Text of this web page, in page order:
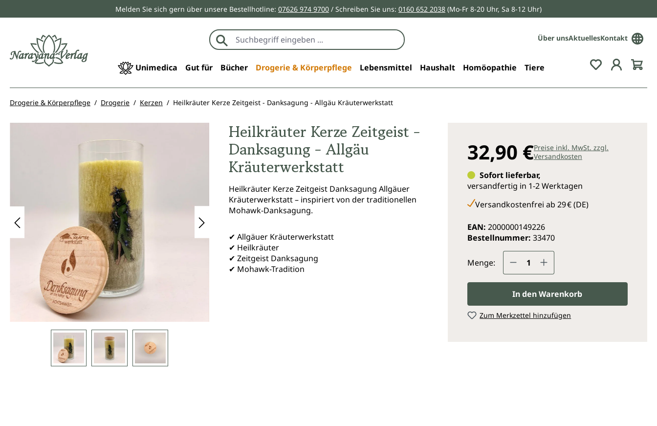
Zur Hauptnavigation springenMelden Sie sich gern über unsere Bestellhotline: 07626 974 9700 / Schreiben Sie uns: 0160 652 2038 (Mo-Fr 8-20 Uhr, Sa 8-12 Uhr)
Über unsAktuellesKontakt
Unimedica Gut für Bücher Drogerie & Körperpflege Lebensmittel Haushalt Homöopathie Tiere Du hast 0
Drogerie & Körperpflege Drogerie Kerzen Heilkräuter Kerze Zeitgeist - Danksagung - Allgäu Kräuterwerkstatt
Heilkräuter Kerze Zeitgeist -
Danksagung - Allgäu
Kräuterwerkstatt
Heilkräuter Kerze Zeitgeist Danksagung Allgäuer
Kräuterwerkstatt – inspiriert von der traditionellen
Mohawk-Danksagung.
✔ Allgäuer Kräuterwerkstatt
✔ Heilkräuter
✔ Zeitgeist Danksagung
✔ Mohawk-Tradition
32,90 €Preise inkl. MwSt. zzgl.
Versandkosten
Sofort lieferbar,
versandfertig in 1-2 Werktagen
Versandkostenfrei ab 29 € (DE)
EAN: 2000000149226
Bestellnummer: 33470
Menge: Produkt Anzahl: Gib den
In den Warenkorb
Zum Merkzettel hinzufügen